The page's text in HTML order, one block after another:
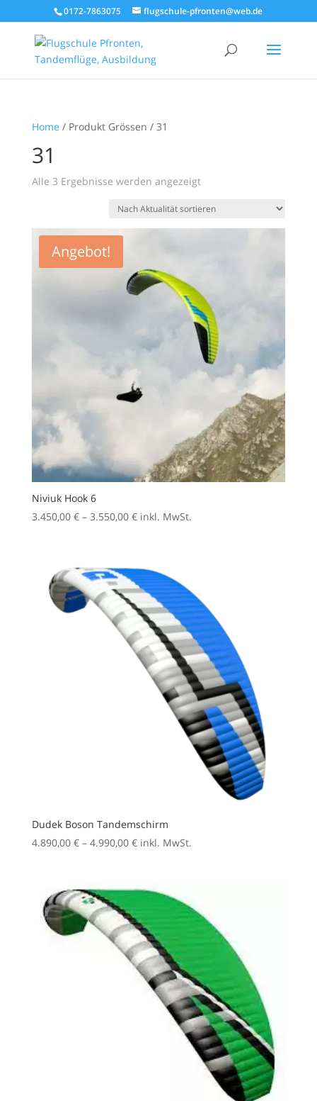
0172-7863075 flugschule-pfronten@web.de
Home / Produkt Grössen / 31
31
Alle 3 Ergebnisse werden angezeigtNach
sortiert
Angebot!
Niviuk Hook 6
3.450,00 € – 3.550,00 €Preisspanne:
3.550,00 €
inkl. MwSt.
Dudek Boson Tandemschirm
4.890,00 € – 4.990,00 €Preisspanne:
4.990,00 €
inkl. MwSt.